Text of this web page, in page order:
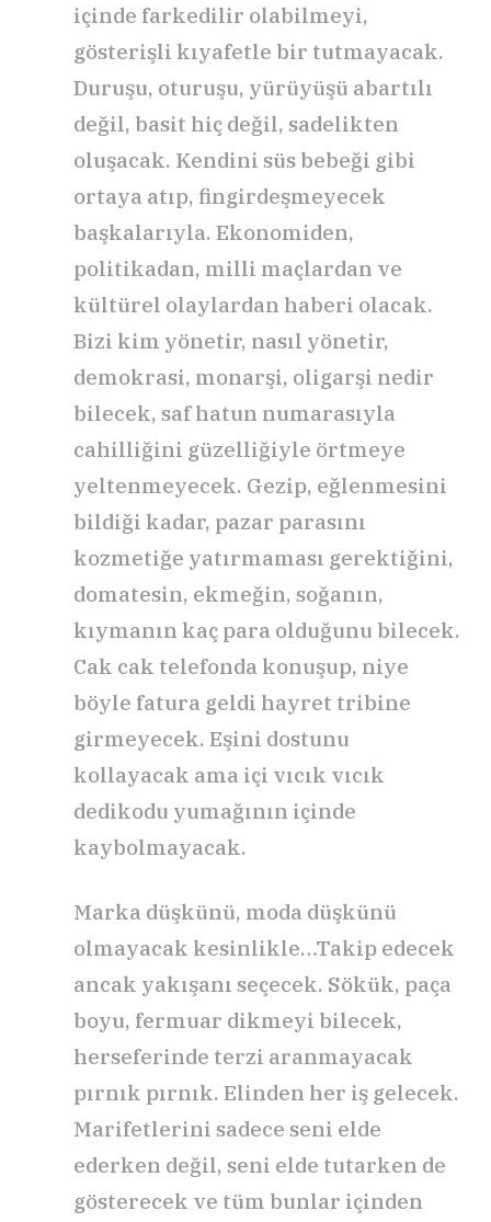
içinde farkedilir olabilmeyi,
gösterişli kıyafetle bir tutmayacak.
Duruşu, oturuşu, yürüyüşü abartılı
değil, basit hiç değil, sadelikten
oluşacak. Kendini süs bebeği gibi
ortaya atıp, fingirdeşmeyecek
başkalarıyla. Ekonomiden,
politikadan, milli maçlardan ve
kültürel olaylardan haberi olacak.
Bizi kim yönetir, nasıl yönetir,
demokrasi, monarşi, oligarşi nedir
bilecek, saf hatun numarasıyla
cahilliğini güzelliğiyle örtmeye
yeltenmeyecek. Gezip, eğlenmesini
bildiği kadar, pazar parasını
kozmetiğe yatırmaması gerektiğini,
domatesin, ekmeğin, soğanın,
kıymanın kaç para olduğunu bilecek.
Cak cak telefonda konuşup, niye
böyle fatura geldi hayret tribine
girmeyecek. Eşini dostunu
kollayacak ama içi vıcık vıcık
dedikodu yumağının içinde
kaybolmayacak.
Marka düşkünü, moda düşkünü
olmayacak kesinlikle…Takip edecek
ancak yakışanı seçecek. Sökük, paça
boyu, fermuar dikmeyi bilecek,
herseferinde terzi aranmayacak
pırnık pırnık. Elinden her iş gelecek.
Marifetlerini sadece seni elde
ederken değil, seni elde tutarken de
gösterecek ve tüm bunlar içinden